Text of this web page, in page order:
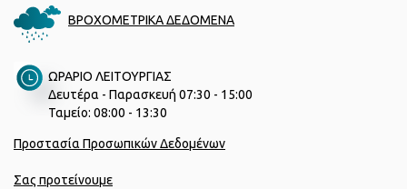
ΒΡΟΧΟΜΕΤΡΙΚΑ ΔΕΔΟΜΕΝΑ
ΩΡΑΡΙΟ ΛΕΙΤΟΥΡΓΙΑΣ
Δευτέρα - Παρασκευή 07:30 - 15:00
Ταμείο: 08:00 - 13:30
Προστασία Προσωπικών Δεδομένων
Σας προτείνουμε